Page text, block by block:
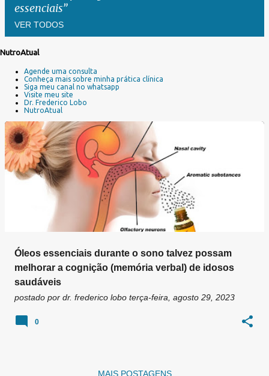
essenciais
VER TODOS
g
e
n
NutroAtual
Agende uma consulta
Conheça mais sobre minha prática clínica
Siga meu canal no whatsapp
Visite meu site
Dr. Frederico Lobo
NutroAtual
Óleos essenciais durante o sono talvez possam
melhorar a cognição (memória verbal) de idosos
saudáveis
postado por dr. frederico lobo terça-feira, agosto 29, 2023
0
MAIS POSTAGENS